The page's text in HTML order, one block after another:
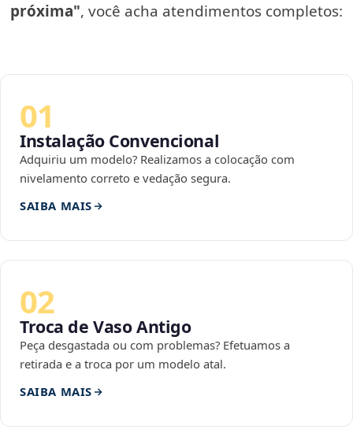
próxima", você acha atendimentos completos:
01
Instalação Convencional
Adquiriu um modelo? Realizamos a colocação com
nivelamento correto e vedação segura.
SAIBA MAIS
02
Troca de Vaso Antigo
Peça desgastada ou com problemas? Efetuamos a
retirada e a troca por um modelo atal.
SAIBA MAIS